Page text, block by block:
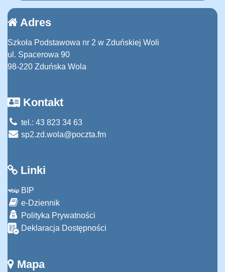
Adres
Szkoła Podstawowa nr 2 w Zduńskiej Woli
ul. Spacerowa 90
98-220 Zduńska Wola
Kontakt
tel.: 43 823 34 63
sp2.zd.wola@poczta.fm
Linki
BIP
e-Dziennik
Polityka Prywatności
Deklaracja Dostępności
Mapa